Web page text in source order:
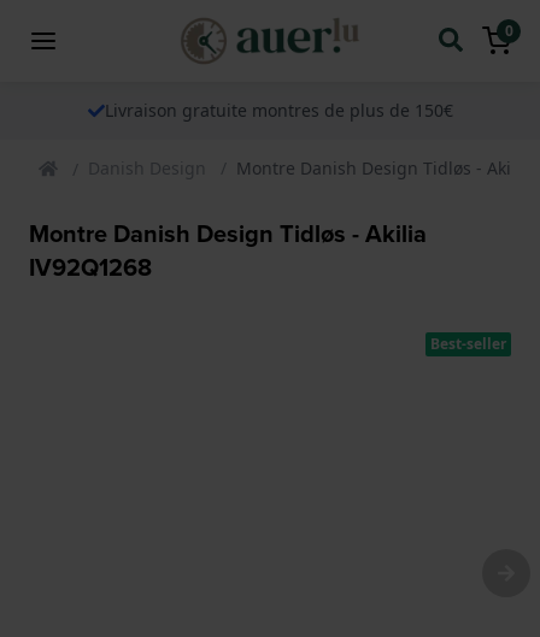
0
Livraison gratuite montres de plus de 150€
Danish Design Montre Danish Design Tidløs - Akilia
Montre Danish Design Tidløs - Akilia
IV92Q1268
Best-seller